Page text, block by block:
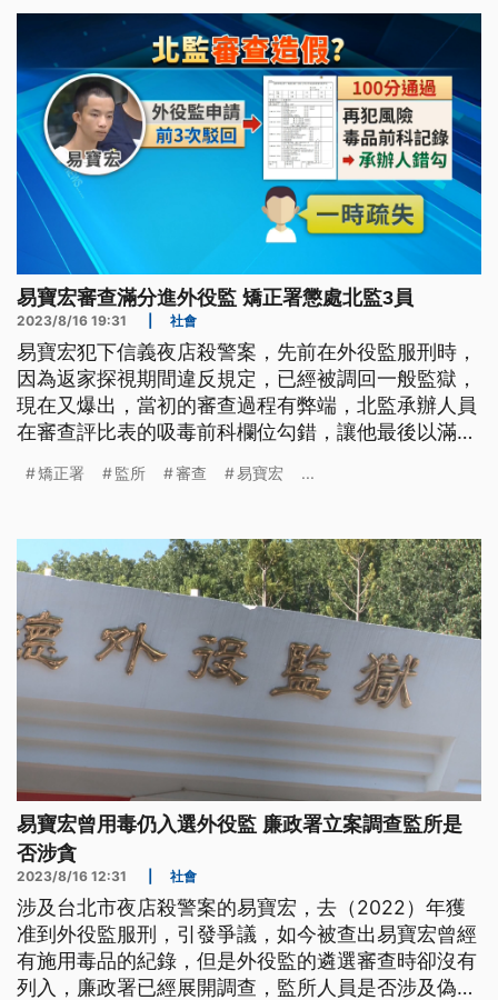
導言皆為臺語文)
易寶宏審查滿分進外役監 矯正署懲處北監3員
2023/8/16 19:31 社會
易寶宏犯下信義夜店殺警案，先前在外役監服刑時，
因為返家探視期間違反規定，已經被調回一般監獄，
現在又爆出，當初的審查過程有弊端，北監承辦人員
在審查評比表的吸毒前科欄位勾錯，讓他最後以滿分
處外，廉政署也已經立案調查，釐清是否涉及貪瀆等
矯正署 監所 審查 易寶宏 ...
易寶宏曾用毒仍入選外役監 廉政署立案調查監所是
否涉貪
2023/8/16 12:31 社會
涉及台北市夜店殺警案的易寶宏，去（2022）年獲
准到外役監服刑，引發爭議，如今被查出易寶宏曾經
有施用毒品的紀錄，但是外役監的遴選審查時卻沒有
列入，廉政署已經展開調查，監所人員是否涉及偽造